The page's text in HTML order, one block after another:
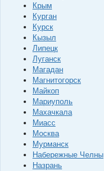
Крым
Курган
Курск
Кызыл
Липецк
Луганск
Магадан
Магнитогорск
Майкоп
Мариуполь
Махачкала
Миасс
Москва
Мурманск
Набережные Челны
Назрань